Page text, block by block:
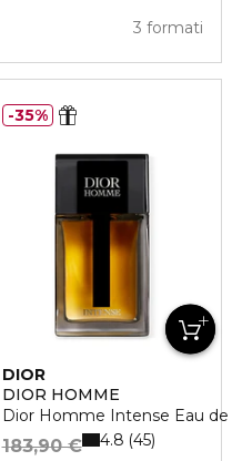
3 formati
DIOR
DIOR HOMME
Dior Homme Intense Eau
183,90 € 4.8 45
35%